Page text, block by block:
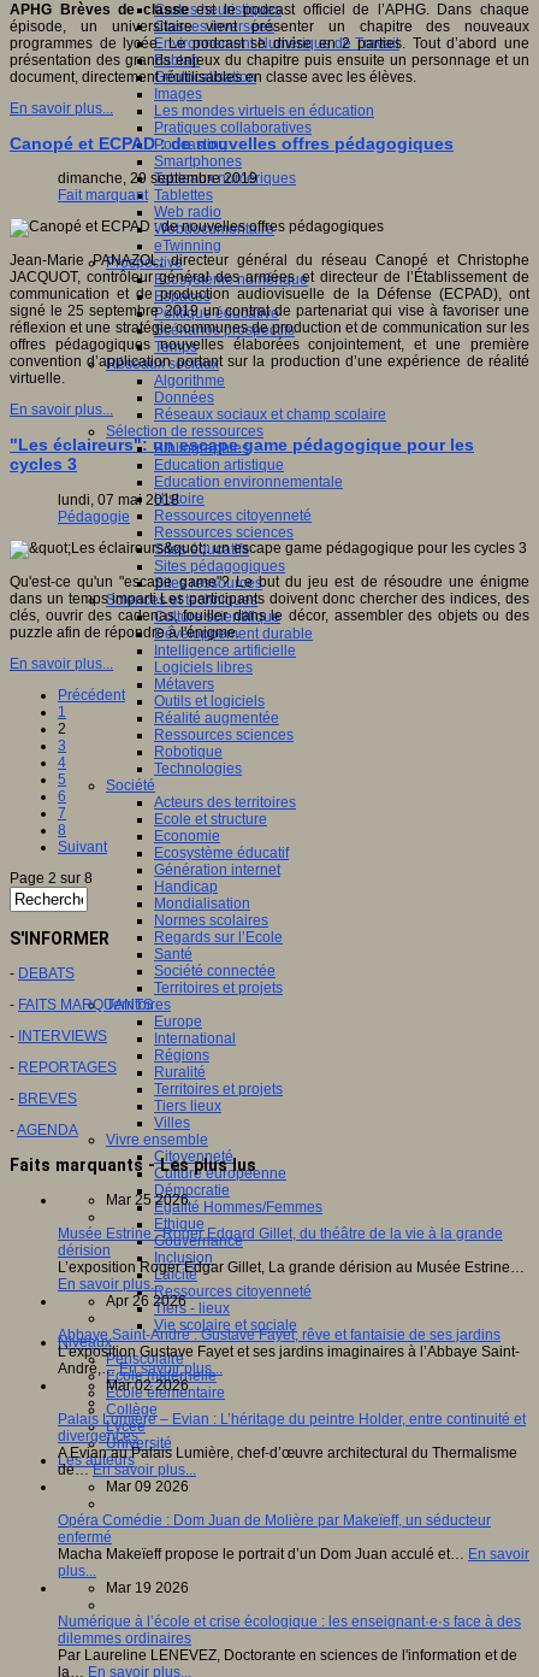
Cartes heuristiques
Classes inversées
Environnement Numérique de Travail
Fablab
Géolocalisation
Images
Les mondes virtuels en éducation
Pratiques collaboratives
Podcasting
Smartphones
Tableaux numériques
Tablettes
Web radio
Webdocumentaire
eTwinning
Prospective
Ecosystème numérique
Espaces
Politique éducative
Scénarios prospectifs
Temps
Réseaux sociaux
Algorithme
Données
Réseaux sociaux et champ scolaire
Sélection de ressources
Bibliographies
Education artistique
Education environnementale
Histoire
Ressources citoyenneté
Ressources sciences
Sites éducatifs
Sites pédagogiques
Sites ressources
Sciences et techniques
Culture scientifique
Développement durable
Intelligence artificielle
Logiciels libres
Métavers
Outils et logiciels
Réalité augmentée
Ressources sciences
Robotique
Technologies
Société
Acteurs des territoires
Ecole et structure
Economie
Ecosystème éducatif
Génération internet
Handicap
Mondialisation
Normes scolaires
Regards sur l’Ecole
Santé
Société connectée
Territoires et projets
Territoires
Europe
International
Régions
Ruralité
Territoires et projets
Tiers lieux
Villes
Vivre ensemble
Citoyenneté
Culture européenne
Démocratie
Egalité Hommes/Femmes
Ethique
Gouvernance
Inclusion
Laïcité
Ressources citoyenneté
Tiers - lieux
Vie scolaire et sociale
Niveaux
Périscolaire
Ecole maternelle
Ecole élémentaire
Collège
Lycée
Université
Les auteurs
APHG Brèves de classeest le podcast officiel de l’APHG. Dans chaque
épisode, un universitaire vient présenter un chapitre des nouveaux
programmes de lycée. Le podcast se divise en 2 parties. Tout d’abord une
présentation des grands enjeux du chapitre puis ensuite un personnage et un
document, directement réutilisables en classe avec les élèves.
En savoir plus...
Canopé et ECPAD : de nouvelles offres pédagogiques
dimanche, 29 septembre 2019
Fait marquant
Jean-Marie PANAZOL, directeur général du réseau Canopé et Christophe
JACQUOT, contrôleur général des armées et directeur de l’Établissement de
communication et de production audiovisuelle de la Défense (ECPAD), ont
signé le 25 septembre 2019 un contrat de partenariat qui vise à favoriser une
réflexion et une stratégie communes de production et de communication sur les
offres pédagogiques nouvelles élaborées conjointement, et une première
convention d’application portant sur la production d’une expérience de réalité
virtuelle.
En savoir plus...
"Les éclaireurs": un escape game pédagogique pour les
cycles 3
lundi, 07 mai 2018
Pédagogie
Qu'est-ce qu'un "escape game"? Le but du jeu est de résoudre une énigme
dans un temps imparti.Les participants doivent donc chercher des indices, des
clés, ouvrir des cadenas, fouiller dans le décor, assembler des objets ou des
puzzle afin de répondre à l'énigme.
En savoir plus...
Précédent
1
2
3
4
5
6
7
8
Suivant
Page 2 sur 8
S'INFORMER
- DEBATS
- FAITS MARQUANTS
- INTERVIEWS
- REPORTAGES
- BREVES
-AGENDA
Faits marquants - Les plus lus
Mar 25 2026
Musée Estrine : Roger Edgard Gillet, du théâtre de la vie à la grande
dérision
L’exposition Roger Edgar Gillet, La grande dérision au Musée Estrine…
En savoir plus...
Apr 26 2026
Abbaye Saint-André : Gustave Fayet, rêve et fantaisie de ses jardins
L’exposition Gustave Fayet et ses jardins imaginaires à l’Abbaye Saint-
André,…En savoir plus...
Mar 02 2026
Palais Lumière – Evian : L’héritage du peintre Holder, entre continuité et
divergences
A Evian au Palais Lumière, chef-d’œuvre architectural du Thermalisme
de…En savoir plus...
Mar 09 2026
Opéra Comédie : Dom Juan de Molière par Makeïeff, un séducteur
enfermé
Macha Makeïeff propose le portrait d’un Dom Juan acculé et… En savoir
plus...
Mar 19 2026
Numérique à l’école et crise écologique : les enseignant·e·s face à des
dilemmes ordinaires
Par Laureline LENEVEZ, Doctorante en sciences de l'information et de
la… En savoir plus...